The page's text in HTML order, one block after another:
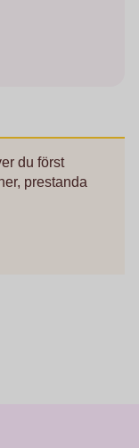
du först
prestanda